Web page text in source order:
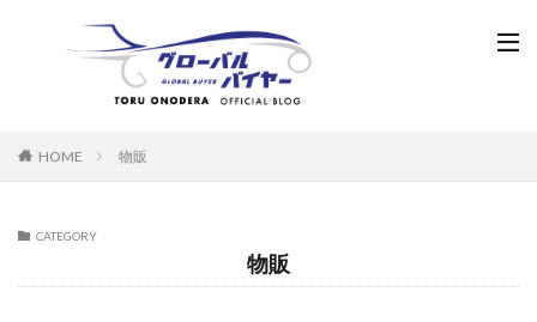
HOME 物販
CATEGORY
物販